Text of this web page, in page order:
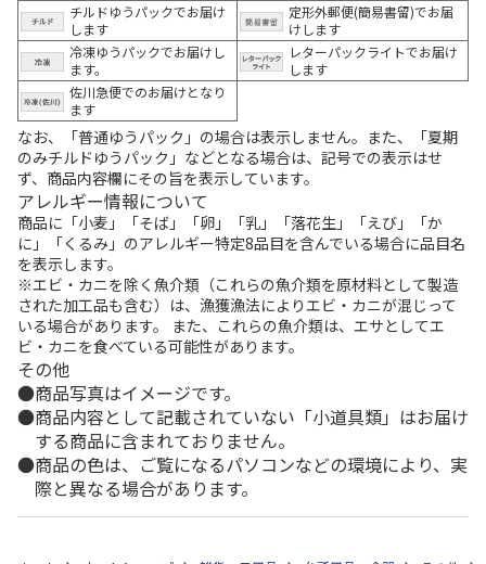
チルドゆうパックでお届け
します
定形外郵便(簡易書留)でお届
けします
冷凍ゆうパックでお届けし
ます。
レターパックライトでお届け
します
佐川急便でのお届けとなり
ます
なお、「普通ゆうパック」の場合は表示しません。また、「夏期
のみチルドゆうパック」などとなる場合は、記号での表示はせ
ず、商品内容欄にその旨を表示しています。
アレルギー情報について
商品に「小麦」「そば」「卵」「乳」「落花生」「えび」「か
に」「くるみ」のアレルギー特定8品目を含んでいる場合に品目名
を表示します。
※エビ・カニを除く魚介類（これらの魚介類を原材料として製造
された加工品も含む）は、漁獲漁法によりエビ・カニが混じって
いる場合があります。 また、これらの魚介類は、エサとしてエ
ビ・カニを食べている可能性があります。
その他
商品写真はイメージです。
商品内容として記載されていない「小道具類」はお届け
する商品に含まれておりません。
商品の色は、ご覧になるパソコンなどの環境により、実
際と異なる場合があります。